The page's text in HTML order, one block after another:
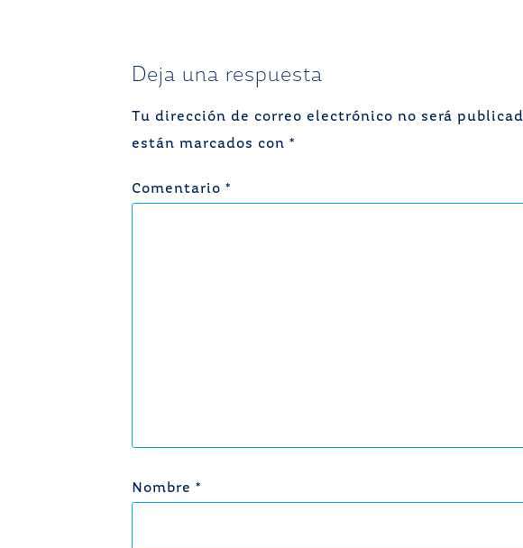
Deja una respuesta
Tu dirección de correo electrónico no será
están marcados con *
Comentario *
Nombre *